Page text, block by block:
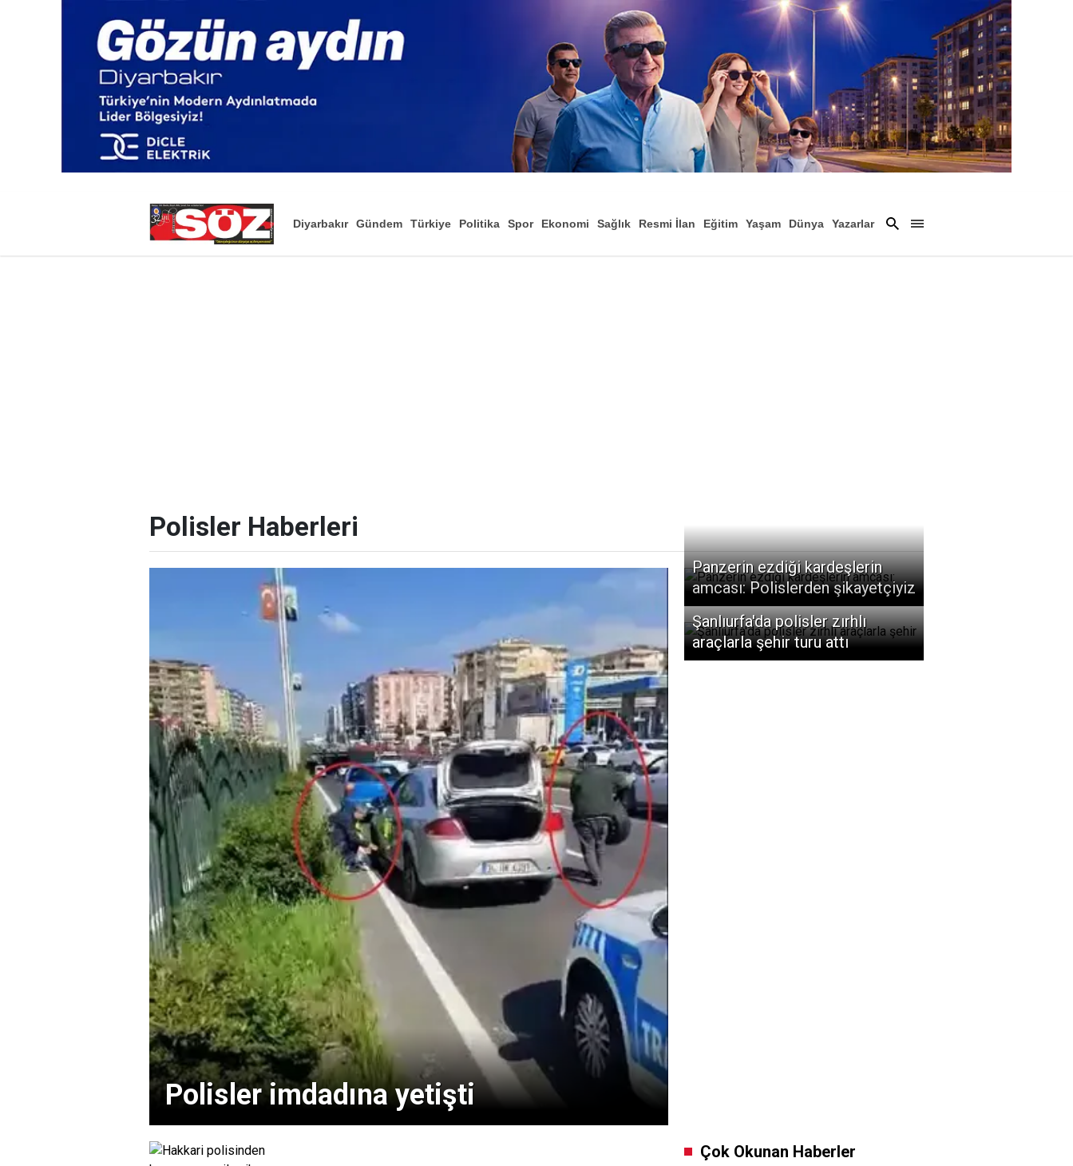
Diyarbakır Gündem Türkiye Politika Spor Ekonomi Sağlık Resmi İlan Eğitim Yaşam
Dünya
Yazarlar
Polisler Haberleri
Polisler imdadına yetişti
Panzerin ezdiği kardeşlerin
amcası: Polislerden şikayetçiyiz
Şanlıurfa'da polisler zırhlı
araçlarla şehir turu attı
Çok Okunan Haberler